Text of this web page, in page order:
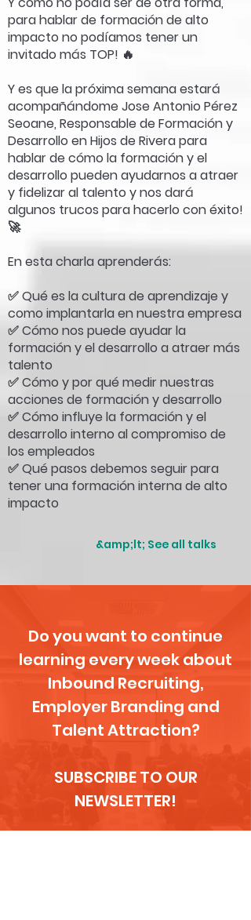
para hablar de formación de alto
impacto no podíamos tener un
invitado más TOP! 🔥
Y es que la próxima semana estará
acompañándome Jose Antonio Pérez
Seoane, Responsable de Formación y
Desarrollo en Hijos de Rivera para
hablar de cómo la formación y el
desarrollo pueden ayudarnos a atraer
y fidelizar al talento y nos dará
algunos trucos para hacerlo con éxito!
🚀
En esta charla aprenderás:
✅ Qué es la cultura de aprendizaje y
como implantarla en nuestra empresa
✅ Cómo nos puede ayudar la
formación y el desarrollo a atraer más
talento
✅ Cómo y por qué medir nuestras
acciones de formación y desarrollo
✅ Cómo influye la formación y el
desarrollo interno al compromiso de
los empleados
✅ Qué pasos debemos seguir para
tener una formación interna de alto
impacto
&amp;lt; See all talks
Do you want to continue
learning every week about
Inbound Recruiting,
Employer Branding and
Talent Attraction?
SUBSCRIBE TO OUR
NEWSLETTER!